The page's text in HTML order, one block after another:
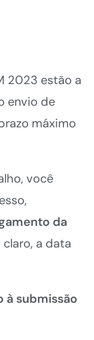
2023 estão a
envio de
máximo
você
da
claro, a data
à submissão